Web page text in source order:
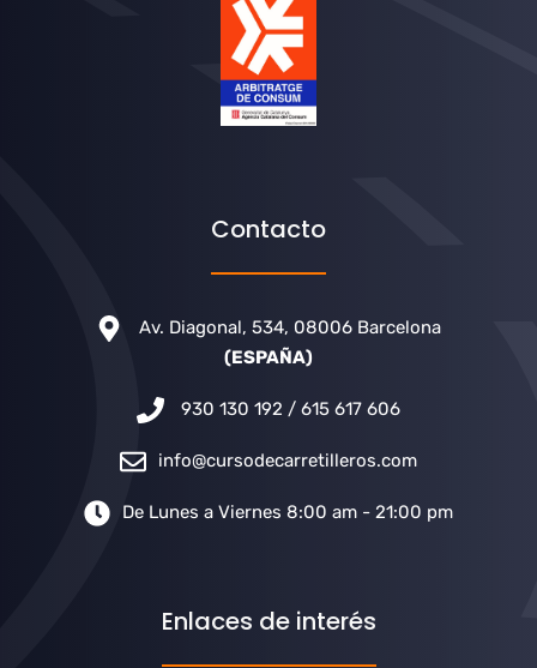
Contacto
Av. Diagonal, 534, 08006 Barcelona
(ESPAÑA)
930 130 192 / 615 617 606
info@cursodecarretilleros.com
De Lunes a Viernes 8:00 am - 21:00 pm
Enlaces de interés